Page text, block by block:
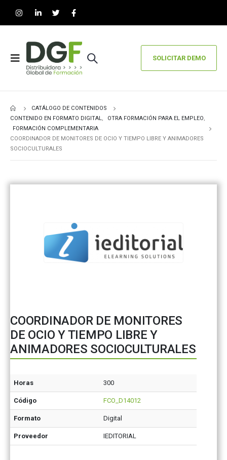
SOLICITAR DEMO
CATÁLOGO DE CONTENIDOS
CONTENIDO EN FORMATO DIGITAL, OTRA FORMACIÓN PARA EL EMPLEO,
FORMACIÓN COMPLEMENTARIA
COORDINADOR DE MONITORES DE OCIO Y TIEMPO LIBRE Y ANIMADORES
SOCIOCULTURALES
COORDINADOR DE MONITORES
DE OCIO Y TIEMPO LIBRE Y
ANIMADORES SOCIOCULTURALES
Horas 300
Código FCO_D14012
Formato Digital
Proveedor IEDITORIAL